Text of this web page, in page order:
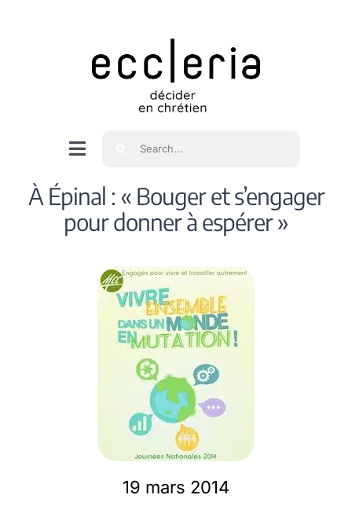
Navigation
à
bascule
Accueil
Intéressés
Spiritualité
Rechercher
À Épinal : « Bouger et s’engager
pour donner à espérer »
19 mars 2014